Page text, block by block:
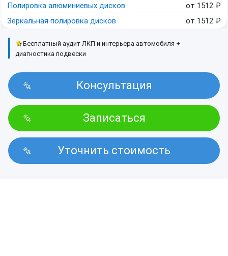
Полировка алюминиевых дисков
от 1512 ₽
Зеркальная полировка дисков
от 1512 ₽
★Бесплатный аудит ЛКП и интерьера автомобиля +
диагностика подвески
Консультация
Записаться
Уточнить стоимость